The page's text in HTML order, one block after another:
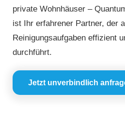
private Wohnhäuser –
ist Ihr erfahrener Partner, der
Reinigungsaufgaben effizient
durchführt.
Jetzt unverbindlich